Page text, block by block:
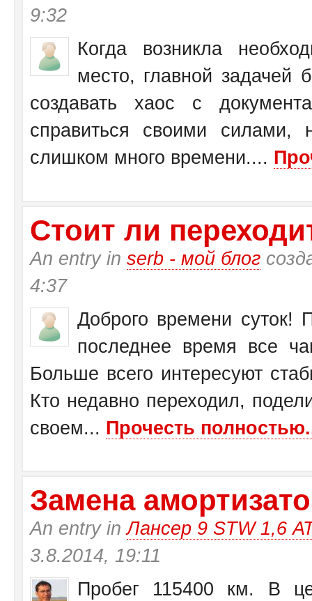
9:32
Когда возникла
место, главной задачей
создавать хаос с
справиться своими
слишком много времени....
Стоит ли
An entry in serb - мой блог
4:37
Доброго времени суток!
последнее время все
Больше всего интересуют
Кто недавно переходил,
своем... Прочесть
Замена
An entry inЛансер 9 STW 1,6
3.8.2014, 19:11
Пробег 115400 км. В